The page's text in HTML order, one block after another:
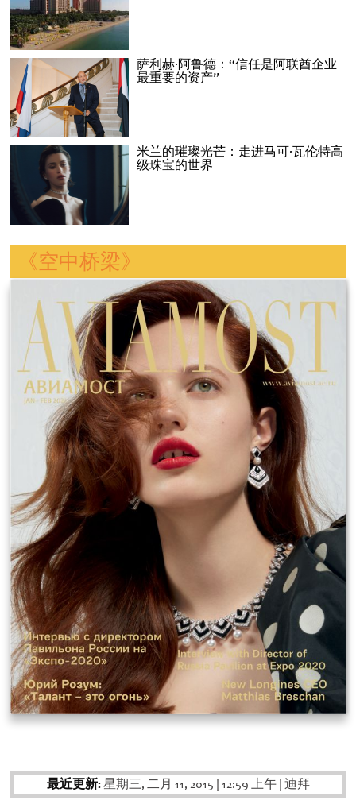
萨利赫·阿鲁德：“信任是阿联酋企业
最重要的资产”
米兰的璀璨光芒：走进马可·瓦伦特高
级珠宝的世界
《空中桥梁》
最近更新:星期三, 二月 11, 2015 12:59 上午 迪拜